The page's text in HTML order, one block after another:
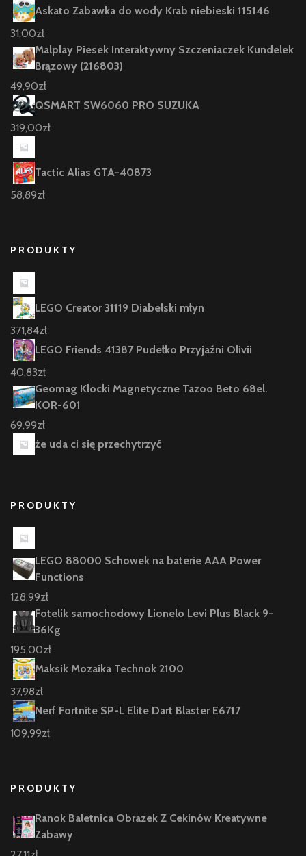
Askato Zabawka do wody Krab niebieski 115146
31,00zł
Malplay Piesek Interaktywny Szczeniaczek Kundelek
Brązowy (216803)
49,90zł
QSMART SW6060 PRO SUZUKA
319,00zł
Tactic Alias GTA-40873
58,89zł
PRODUKTY
LEGO Creator 31119 Diabelski młyn
371,84zł
LEGO Friends 41387 Pudełko Przyjaźni Olivii
40,83zł
Geomag Klocki Magnetyczne Tazoo Beto 68el.
KOR-601
69,99zł
że uda ci się przechytrzyć
PRODUKTY
LEGO 88000 Schowek na baterie AAA Power
Functions
128,99zł
Fotelik samochodowy Lionelo Levi Plus Black 9-
36Kg
195,00zł
Maksik Mozaika Technok 2100
37,98zł
Nerf Fortnite SP-L Elite Dart Blaster E6717
109,99zł
PRODUKTY
Ranok Baletnica Obrazek Z Cekinów Kreatywne
Zabawy